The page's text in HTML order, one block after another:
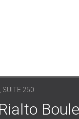
SUITE 250